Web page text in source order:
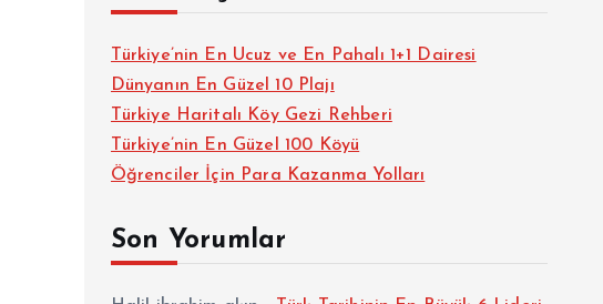
Türkiye’nin En Ucuz ve En Pahalı 1+1 Dairesi
Dünyanın En Güzel 10 Plajı
Türkiye Haritalı Köy Gezi Rehberi
Türkiye’nin En Güzel 100 Köyü
Öğrenciler İçin Para Kazanma Yolları
Son Yorumlar